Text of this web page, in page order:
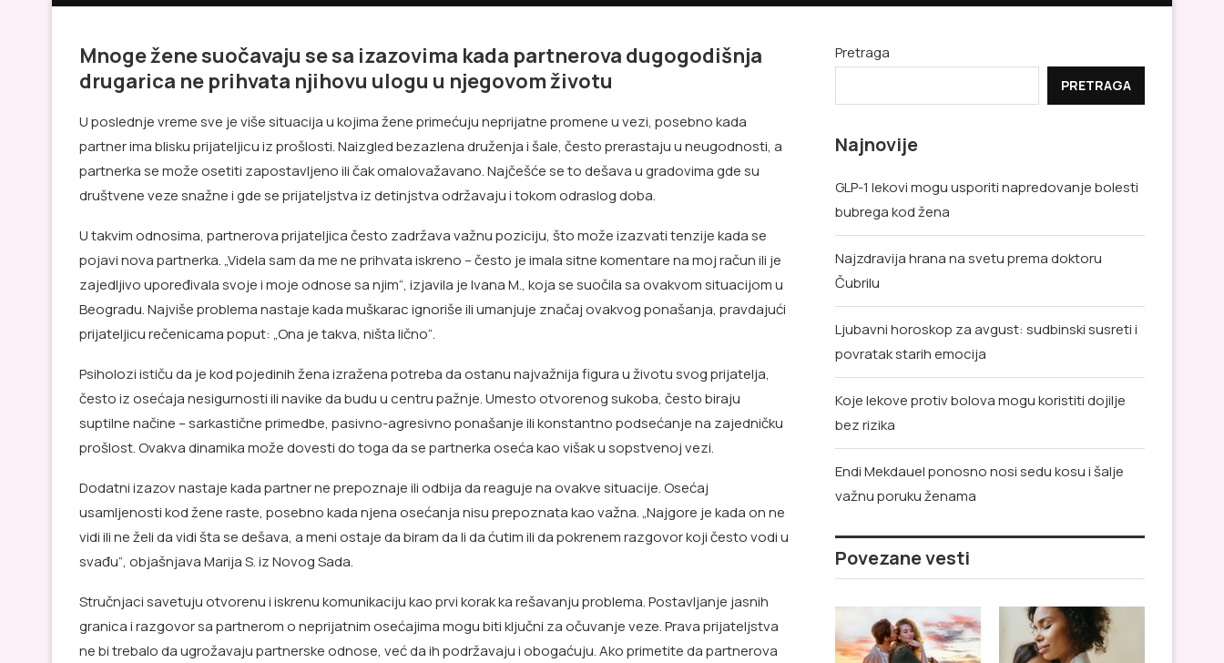
Mnoge žene suočavaju se sa izazovima kada partnerova dugogodišnja
drugarica ne prihvata njihovu ulogu u njegovom životu
U poslednje vreme sve je više situacija u kojima žene primećuju neprijatne promene u vezi, posebno kada
partner ima blisku prijateljicu iz prošlosti. Naizgled bezazlena druženja i šale, često prerastaju u neugodnosti, a
partnerka se može osetiti zapostavljeno ili čak omalovažavano. Najčešće se to dešava u gradovima gde su
društvene veze snažne i gde se prijateljstva iz detinjstva održavaju i tokom odraslog doba.
U takvim odnosima, partnerova prijateljica često zadržava važnu poziciju, što može izazvati tenzije kada se
pojavi nova partnerka. „Videla sam da me ne prihvata iskreno – često je imala sitne komentare na moj račun ili je
zajedljivo upoređivala svoje i moje odnose sa njim“, izjavila je Ivana M., koja se suočila sa ovakvom situacijom u
Beogradu. Najviše problema nastaje kada muškarac ignoriše ili umanjuje značaj ovakvog ponašanja, pravdajući
prijateljicu rečenicama poput: „Ona je takva, ništa lično“.
Psiholozi ističu da je kod pojedinih žena izražena potreba da ostanu najvažnija figura u životu svog prijatelja,
često iz osećaja nesigurnosti ili navike da budu u centru pažnje. Umesto otvorenog sukoba, često biraju
suptilne načine – sarkastične primedbe, pasivno-agresivno ponašanje ili konstantno podsećanje na zajedničku
prošlost. Ovakva dinamika može dovesti do toga da se partnerka oseća kao višak u sopstvenoj vezi.
Dodatni izazov nastaje kada partner ne prepoznaje ili odbija da reaguje na ovakve situacije. Osećaj
usamljenosti kod žene raste, posebno kada njena osećanja nisu prepoznata kao važna. „Najgore je kada on ne
vidi ili ne želi da vidi šta se dešava, a meni ostaje da biram da li da ćutim ili da pokrenem razgovor koji često vodi u
svađu“, objašnjava Marija S. iz Novog Sada.
Stručnjaci savetuju otvorenu i iskrenu komunikaciju kao prvi korak ka rešavanju problema. Postavljanje jasnih
granica i razgovor sa partnerom o neprijatnim osećajima mogu biti ključni za očuvanje veze. Prava prijateljstva
ne bi trebalo da ugrožavaju partnerske odnose, već da ih podržavaju i obogaćuju. Ako primetite da partnerova
Pretraga
PRETRAGA
Najnovije
GLP-1 lekovi mogu usporiti napredovanje bolesti
bubrega kod žena
Najzdravija hrana na svetu prema doktoru
Čubrilu
Ljubavni horoskop za avgust: sudbinski susreti i
povratak starih emocija
Koje lekove protiv bolova mogu koristiti dojilje
bez rizika
Endi Mekdauel ponosno nosi sedu kosu i šalje
važnu poruku ženama
Povezane vesti